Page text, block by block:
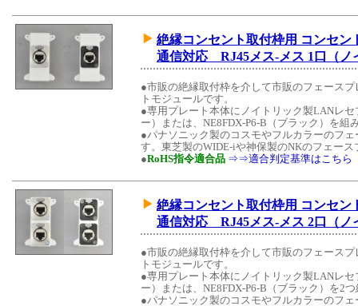
絶縁コンセント取付枠用 コンセ
通信対応 RJ45メス-メス 1口（ノ
●市販の絶縁取付枠を介して市販のフェース
トモジュールです。
●専用プレート本体にノイトリック製LANレ
ー）または、NE8FDX-P6-B（ブラック）を組
●パナソニック製のコスモやフルカラーのフ
す。東芝製のWIDE-iや神保製のNKのフェー
●RoHS指令適合品 ⇒⇒適合判定基準はこちら
絶縁コンセント取付枠用 コンセ
通信対応 RJ45メス-メス 2口（ノ
●市販の絶縁取付枠を介して市販のフェース
トモジュールです。
●専用プレート本体にノイトリック製LANレ
ー）または、NE8FDX-P6-B（ブラック）を2
●パナソニック製のコスモやフルカラーのフ